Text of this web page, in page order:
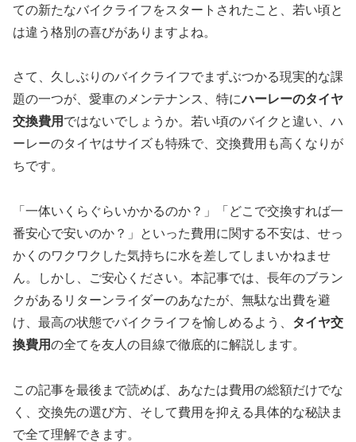
ての新たなバイクライフをスタートされたこと、若い頃と
は違う格別の喜びがありますよね。
さて、久しぶりのバイクライフでまずぶつかる現実的な課
題の一つが、愛車のメンテナンス、特にハーレーのタイヤ
交換費用 ではないでしょうか。若い頃のバイクと違い、ハ
ーレーのタイヤはサイズも特殊で、交換費用も高くなりが
ちです。
「一体いくらぐらいかかるのか？」「どこで交換すれば一
番安心で安いのか？」といった費用に関する不安は、せっ
かくのワクワクした気持ちに水を差してしまいかねませ
ん。しかし、ご安心ください。本記事では、長年のブラン
クがあるリターンライダーのあなたが、無駄な出費を避
け、最高の状態でバイクライフを愉しめるよう、 タイヤ交
換費用の全てを友人の目線で徹底的に解説します。
この記事を最後まで読めば、あなたは費用の総額だけでな
く、交換先の選び方、そして費用を抑える具体的な秘訣ま
で全て理解できます。